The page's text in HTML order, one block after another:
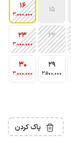
15
16
3٬000٬000
22
23
3٬000٬000
29
3٬500٬000
30
3٬000٬000
پاک کردن